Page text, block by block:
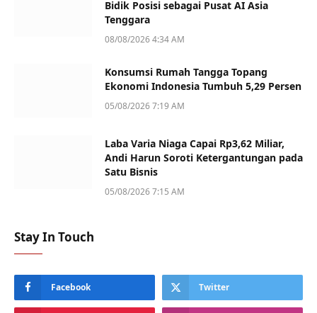
Bidik Posisi sebagai Pusat AI Asia
Tenggara
08/08/2026 4:34 AM
Konsumsi Rumah Tangga Topang
Ekonomi Indonesia Tumbuh 5,29 Persen
05/08/2026 7:19 AM
Laba Varia Niaga Capai Rp3,62 Miliar,
Andi Harun Soroti Ketergantungan pada
Satu Bisnis
05/08/2026 7:15 AM
Stay In Touch
Facebook Twitter